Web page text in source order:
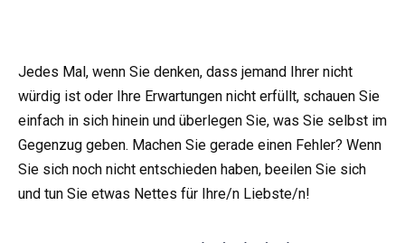
Jedes Mal, wenn Sie denken, dass jemand Ihrer nicht
würdig ist oder Ihre Erwartungen nicht erfüllt, schauen Sie
einfach in sich hinein und überlegen Sie, was Sie selbst im
Gegenzug geben. Machen Sie gerade einen Fehler? Wenn
Sie sich noch nicht entschieden haben, beeilen Sie sich
und tun Sie etwas Nettes für Ihre/n Liebste/n!